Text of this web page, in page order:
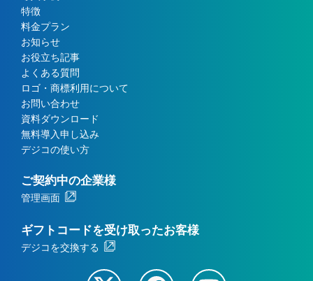
特徴
料金プラン
お知らせ
お役立ち記事
よくある質問
ロゴ・商標利用について
お問い合わせ
資料ダウンロード
無料導入申し込み
デジコの使い方
ご契約中の企業様
管理画面
ギフトコードを受け取ったお客様
デジコを交換する